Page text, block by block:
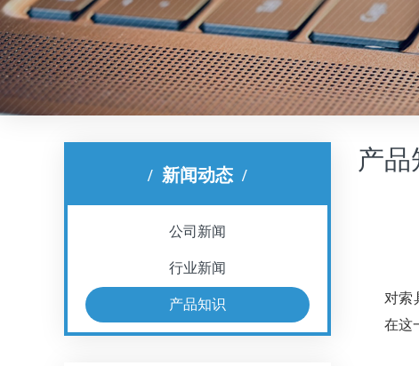
/ 新闻动态 /
公司新闻
行业新闻
产品知识
产品
对索
在这